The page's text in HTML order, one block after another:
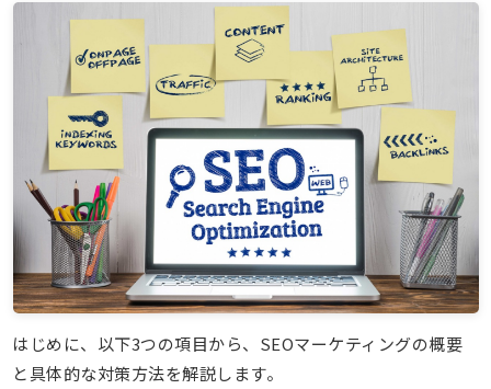
はじめに、以下3つの項目から、SEOマーケティングの概要
と具体的な対策方法を解説します。